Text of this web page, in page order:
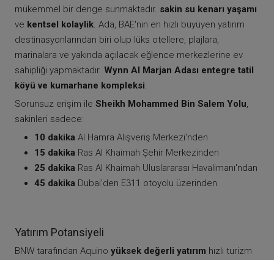
mükemmel bir denge sunmaktadır. sakin su kenarı yaşamı
ve kentsel kolaylik. Ada, BAE'nin en hızlı büyüyen yatırım
destinasyonlarından biri olup lüks otellere, plajlara,
marinalara ve yakında açılacak eğlence merkezlerine ev
sahipliği yapmaktadır. Wynn Al Marjan Adası entegre tatil
köyü ve kumarhane kompleksi.
Sorunsuz erişim ile Sheikh Mohammed Bin Salem Yolu,
sakinleri sadece:
10 dakika Al Hamra Alışveriş Merkezi'nden
15 dakika Ras Al Khaimah Şehir Merkezinden
25 dakika Ras Al Khaimah Uluslararası Havalimanı'ndan
45 dakika Dubai'den E311 otoyolu üzerinden
Yatırım Potansiyeli
BNW tarafından Aquino yüksek değerli yatırım hızlı turizm